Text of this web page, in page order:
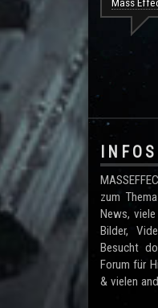
Mass
.
zum
News,
Bilder,
Besucht
Forum für
& vielen